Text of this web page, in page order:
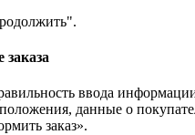
ввода
данные о
заказ».